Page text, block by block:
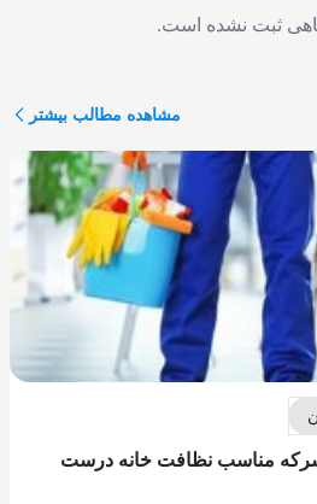
ثبت نشده است.
مشاهده مطالب بیشتر
مناسب نظافت خانه درست